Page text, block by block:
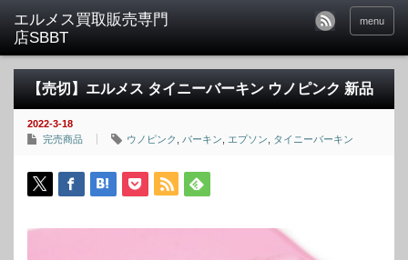
menu
【売切】エルメス タイニーバーキン ウノピンク 新品
2022-3-18
完売商品
ウノピンク バーキン エプソン タイニーバーキン